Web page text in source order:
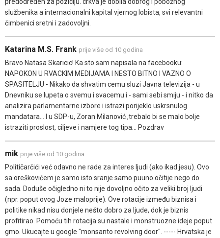
službenika a internacionalni kapital vjernog lobista, svi relevantni
čimbenici sretni i zadovoljni.
Katarina M.S. Frank prije više od 10 godina
Bravo Natasa Skaricic! Ka sto sam napisala na facebooku:
NAPOKON U RVACKIM MEDIJAMA I NESTO BITNO I VAZNO O
SPASITELJU - Nikako da shvatim cemu sluzi Javna televizija - u
Dnevniku se lupeta o svemu i svacemu i - sami sebi smiju - i nitko da
analizira parlamentarne izbore i istrazi porijeklo uskrsnulog
mandatara... I u SDP-u, Zoran Milanović ,trebalo bi se malo bolje
istraziti proslost, ciljeve i namjere tog tipa... Pozdrav
mik prije više od 10 godina
Političarčići već odavno ne rade za interes ljudi (ako ikad jesu). Ovo
sa oreškovićem je samo isto sranje samo puuno očitije nego do
sada. Doduše očigledno ni to nije dovoljno očito za veliki broj ljudi
(npr. poput ovog Joze maloprije). Ove rotacije između biznisa i
politike nikad nisu donjele nešto dobro za ljude, dok je biznis
profitirao. Pomoću tih rotacija su nastale i monstruozne ideje poput
gmo. Ukucajte u google "monsanto revolving door". ----- Hrvatska je